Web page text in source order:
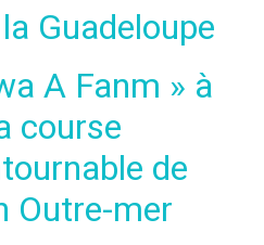
Guadeloupe
A Fanm » à
course
de
Outre-mer